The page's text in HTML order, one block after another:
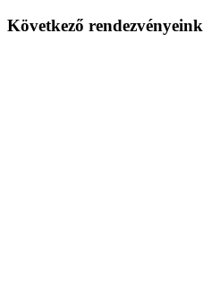
Következő rendezvényeink